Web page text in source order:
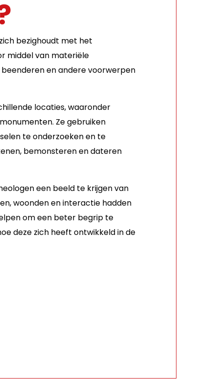
bezighoudt met het
middel van materiële
en andere voorwerpen
locaties, waaronder
Ze gebruiken
te onderzoeken en te
bemonsteren en dateren
een beeld te krijgen van
woonden en interactie hadden
om een beter begrip te
deze zich heeft ontwikkeld in de